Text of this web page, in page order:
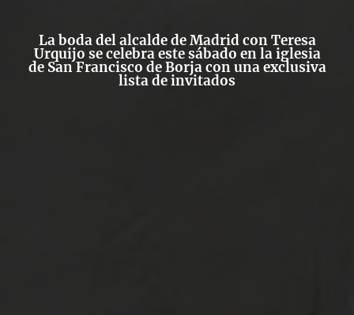
La boda del alcalde de Madrid con Teresa
Urquijo se celebra este sábado en la iglesia
de San Francisco de Borja con una exclusiva
lista de invitados